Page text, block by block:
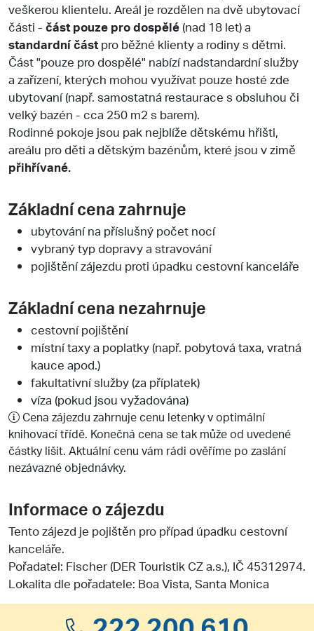
veškerou klientelu. Areál je rozdělen na dvě ubytovací
části - část pouze pro dospělé (nad 18 let) a
standardní část pro běžné klienty a rodiny s dětmi.
Část "pouze pro dospělé" nabízí nadstandardní služby
a zařízení, kterých mohou využívat pouze hosté zde
ubytovaní (např. samostatná restaurace s obsluhou či
velký bazén - cca 250 m2 s barem).
Rodinné pokoje jsou pak nejblíže dětskému hřišti,
areálu pro děti a dětským bazénům, které jsou v zimě
přihřívané.
Základní cena zahrnuje
ubytování na příslušný počet nocí
vybraný typ dopravy a stravování
pojištění zájezdu proti úpadku cestovní kanceláře
Základní cena nezahrnuje
cestovní pojištění
místní taxy a poplatky (např. pobytová taxa, vratná
kauce apod.)
fakultativní služby (za příplatek)
víza (pokud jsou vyžadována)
Cena zájezdu zahrnuje cenu letenky v optimální
knihovací třídě. Konečná cena se tak může od uvedené
částky lišit. Aktuální cenu vám rádi ověříme po zaslání
nezávazné objednávky.
Informace o zájezdu
Tento zájezd je pojištěn pro případ úpadku cestovní
kanceláře.
Pořadatel: Fischer (DER Touristik CZ a.s.), IČ 45312974.
Lokalita dle pořadatele: Boa Vista, Santa Monica